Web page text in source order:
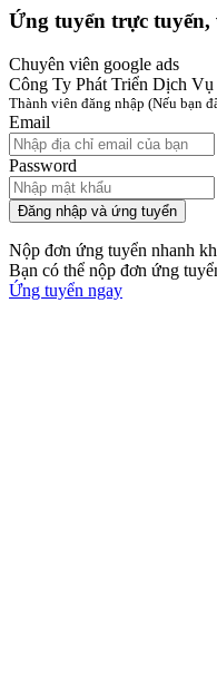
Ứng tuyển trực
Chuyên viên google ads
Công Ty Phát Triển Dịch
Thành viên đăng nhập (Nếu bạn
Email
Password
Đăng nhập và ứng tuyển
Nộp đơn ứng tuyển nhanh
Bạn có thể nộp đơn ứng
Ứng tuyển ngay